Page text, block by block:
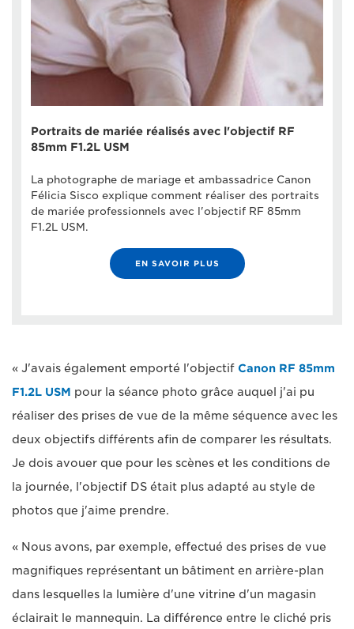
Portraits de mariée réalisés avec l'objectif RF
85mm F1.2L USM
La photographe de mariage et ambassadrice Canon
Félicia Sisco explique comment réaliser des portraits
de mariée professionnels avec l'objectif RF 85mm
F1.2L USM.
EN SAVOIR PLUS
« J'avais également emporté l'objectif Canon RF 85mm
F1.2L USM pour la séance photo grâce auquel j'ai pu
réaliser des prises de vue de la même séquence avec les
deux objectifs différents afin de comparer les résultats.
Je dois avouer que pour les scènes et les conditions de
la journée, l'objectif DS était plus adapté au style de
photos que j'aime prendre.
« Nous avons, par exemple, effectué des prises de vue
magnifiques représentant un bâtiment en arrière-plan
dans lesquelles la lumière d'une vitrine d'un magasin
éclairait le mannequin. La différence entre le cliché pris